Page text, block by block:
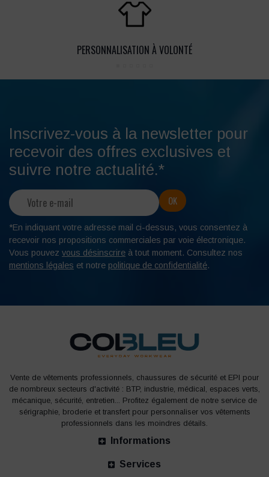
PERSONNALISATION À VOLONTÉ
Inscrivez-vous à la newsletter pour
recevoir des offres exclusives et
suivre notre actualité.*
*En indiquant votre adresse mail ci-dessus, vous consentez à
recevoir nos propositions commerciales par voie électronique.
Vous pouvez vous désinscrire à tout moment. Consultez nos
mentions légales et notre politique de confidentialité.
Vente de vêtements professionnels, chaussures de sécurité et EPI pour
de nombreux secteurs d'activité : BTP, industrie, médical, espaces verts,
mécanique, sécurité, entretien... Profitez également de notre service de
sérigraphie, broderie et transfert pour personnaliser vos vêtements
professionnels dans les moindres détails.
Informations
Services